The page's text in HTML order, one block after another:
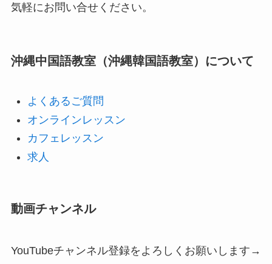
気軽にお問い合せください。
沖縄中国語教室（沖縄韓国語教室）について
よくあるご質問
オンラインレッスン
カフェレッスン
求人
動画チャンネル
YouTubeチャンネル登録をよろしくお願いします→